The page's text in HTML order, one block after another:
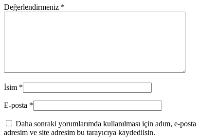
Değerlendirmeniz *
İsim *
E-posta *
Daha sonraki yorumlarımda kullanılması için adım, e-posta
adresim ve site adresim bu tarayıcıya kaydedilsin.